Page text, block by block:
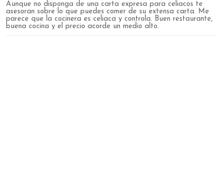
Aunque no disponga de una carta expresa para celiacos te
asesoran sobre lo que puedes comer de su extensa carta. Me
parece que la cocinera es celiaca y controla. Buen restaurante,
buena cocina y el precio acorde un medio alto.